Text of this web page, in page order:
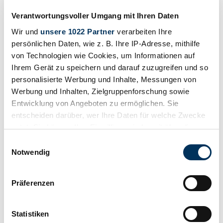
Verantwortungsvoller Umgang mit Ihren Daten
Wir und unsere 1022 Partner verarbeiten Ihre
persönlichen Daten, wie z. B. Ihre IP-Adresse, mithilfe
von Technologien wie Cookies, um Informationen auf
Ihrem Gerät zu speichern und darauf zuzugreifen und so
personalisierte Werbung und Inhalte, Messungen von
Werbung und Inhalten, Zielgruppenforschung sowie
Entwicklung von Angeboten zu ermöglichen. Sie
entscheiden darüber, wer Ihre Daten für welche Zwecke
nutzt. Sie können Ihre Einwilligung jederzeit über die
Trigger Symbol ändern oder widerrufen
Informationen über Ihre geografische Lage
können
Notwendig
Präferenzen
Statistiken
Search results
Currently, there are no matching listings for your search.
Create search alert
Let yourself be notified as soon as a listing is published that matches